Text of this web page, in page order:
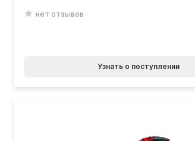
нет отзывов
Узнать о поступлении